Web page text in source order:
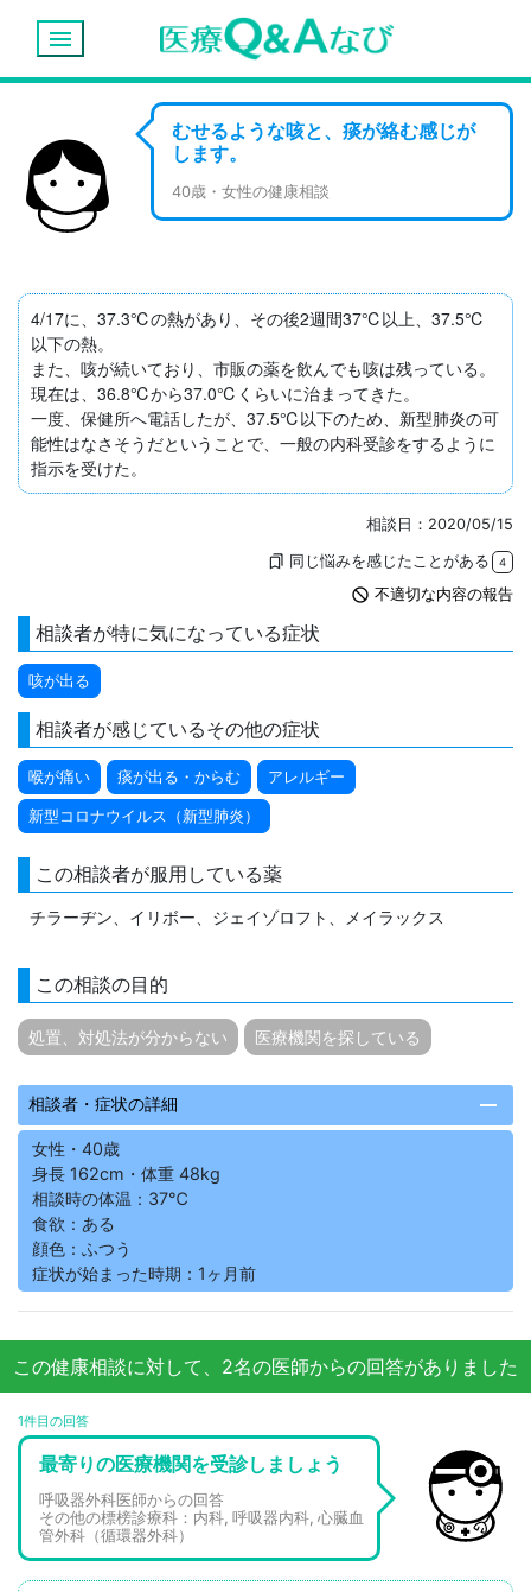
menu
むせるような咳と、痰が絡む感じが
します。
40歳・女性の健康相談
4/17に、37.3℃の熱があり、その後2週間37℃以上、37.5℃
以下の熱。
また、咳が続いており、市販の薬を飲んでも咳は残っている。
現在は、36.8℃から37.0℃くらいに治まってきた。
一度、保健所へ電話したが、37.5℃以下のため、新型肺炎の可
能性はなさそうだということで、一般の内科受診をするように
指示を受けた。
相談日：2020/05/15
bookmarks 同じ悩みを感じたことがある 4
not_interested 不適切な内容の報告
相談者が特に気になっている症状
咳が出る
相談者が感じているその他の症状
喉が痛い 痰が出る・からむ アレルギー
新型コロナウイルス（新型肺炎）
この相談者が服用している薬
チラーヂン、イリボー、ジェイゾロフト、メイラックス
この相談の目的
処置、対処法が分からない 医療機関を探している
相談者・症状の詳細 remove
女性・40歳
身長 162cm・体重 48kg
相談時の体温：37℃
食欲：ある
顔色：ふつう
症状が始まった時期：1ヶ月前
この健康相談に対して、2名の医師からの回答がありました
1件目の回答
最寄りの医療機関を受診しましょう
呼吸器外科医師からの回答
その他の標榜診療科：内科, 呼吸器内科, 心臓血
管外科（循環器外科）